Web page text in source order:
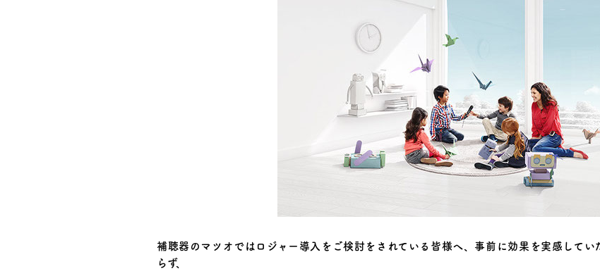
補聴器のマツオではロジャー導入をご検討をされている皆様へ、事前に効果を実感して
らず、